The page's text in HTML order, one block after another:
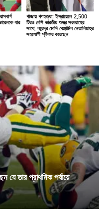
ধার
গাজায় গণহত্যা: ইস্রায়েলে 2,500
টিরও বেশি ভারতীয় অস্ত্র সরবরাহের
সাথে, নরেন্দ্র মোদি বেঞ্জামিন নেতানিয়াহুর
সহযোগী স্বীকার করেছেন
যে তার প্রাথমিক পর্যায়ে